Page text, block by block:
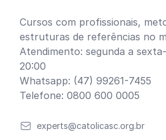
Cursos com profissionais,
estruturas de referências no
Atendimento: segunda a
20:00
Whatsapp: (47) 99261-7455
Telefone: 0800 600 0005
Emailexperts@catolicasc.org.br